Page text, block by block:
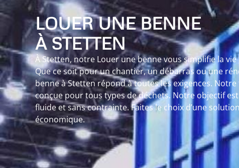
LOUER UNE BENNE
À STETTEN
À Stetten, notre Louer une benne vous simplifie la
Que ce soit pour un chantier, un débarras ou une
benne à Stetten répond à toutes les exigences.
conçue pour tous types de déchets. Notre objectif
fluide et sans contrainte. Faites le choix d’une
économique.